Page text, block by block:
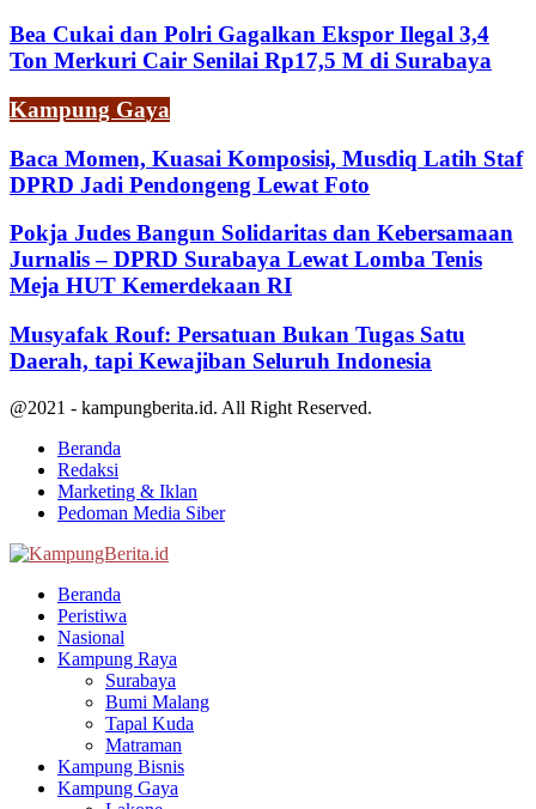
Bea Cukai dan Polri Gagalkan Ekspor Ilegal 3,4
Ton Merkuri Cair Senilai Rp17,5 M di Surabaya
Kampung Gaya
Baca Momen, Kuasai Komposisi, Musdiq Latih Staf
DPRD Jadi Pendongeng Lewat Foto
Pokja Judes Bangun Solidaritas dan Kebersamaan
Jurnalis – DPRD Surabaya Lewat Lomba Tenis
Meja HUT Kemerdekaan RI
Musyafak Rouf: Persatuan Bukan Tugas Satu
Daerah, tapi Kewajiban Seluruh Indonesia
@2021 - kampungberita.id. All Right Reserved.
Beranda
Redaksi
Marketing & Iklan
Pedoman Media Siber
Beranda
Peristiwa
Nasional
Kampung Raya
Surabaya
Bumi Malang
Tapal Kuda
Matraman
Kampung Bisnis
Kampung Gaya